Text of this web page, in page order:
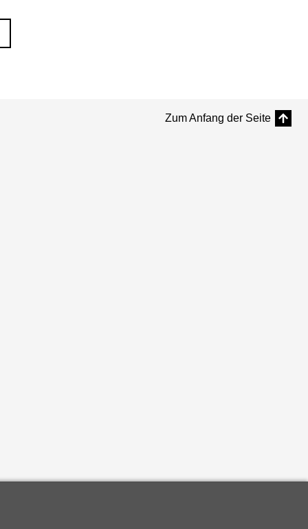
Zum Anfang der Seite